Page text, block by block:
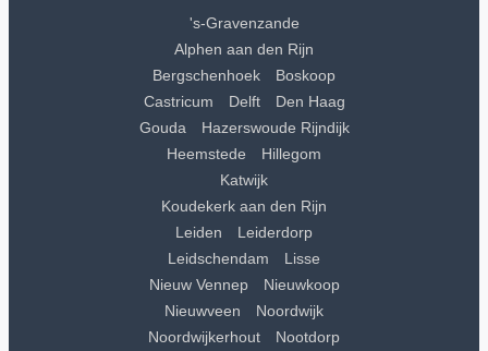
's-Gravenzande
Alphen aan den Rijn
Bergschenhoek
Boskoop
Castricum
Delft
Den Haag
Gouda
Hazerswoude Rijndijk
Heemstede
Hillegom
Katwijk
Koudekerk aan den Rijn
Leiden
Leiderdorp
Leidschendam
Lisse
Nieuw Vennep
Nieuwkoop
Nieuwveen
Noordwijk
Noordwijkerhout
Nootdorp